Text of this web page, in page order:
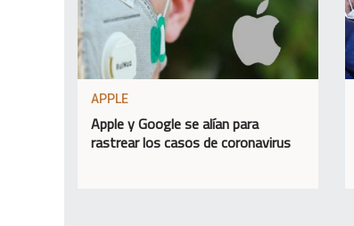
APPLE
Apple y Google se alían para
rastrear los casos de coronavirus